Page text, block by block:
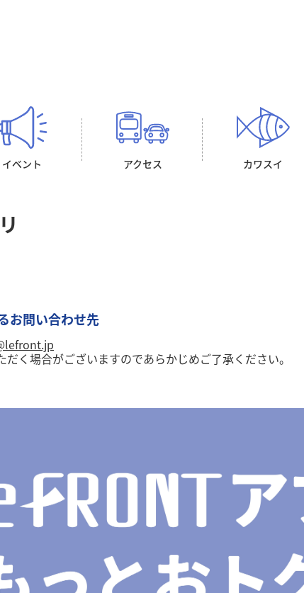
イベント アクセス カワスイ
お問い合わせ先
く場合がございますのであらかじめご了承ください。